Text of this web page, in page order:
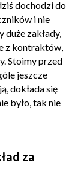
dochodzi do
i nie
duże zakłady,
z kontraktów,
Stoimy przed
jeszcze
dokłada się
było, tak nie
za